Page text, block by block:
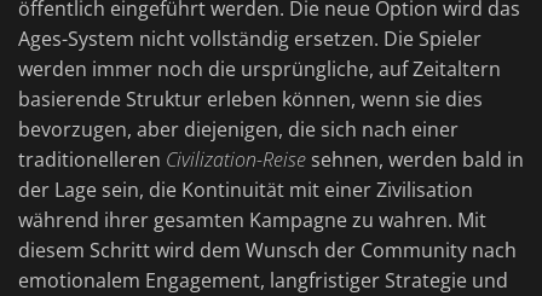
öffentlich eingeführt werden. Die neue Option wird das
Ages-System nicht vollständig ersetzen. Die Spieler
werden immer noch die ursprüngliche, auf Zeitaltern
basierende Struktur erleben können, wenn sie dies
bevorzugen, aber diejenigen, die sich nach einer
traditionelleren Civilization-Reise sehnen, werden bald in
der Lage sein, die Kontinuität mit einer Zivilisation
während ihrer gesamten Kampagne zu wahren. Mit
diesem Schritt wird dem Wunsch der Community nach
emotionalem Engagement, langfristiger Strategie und